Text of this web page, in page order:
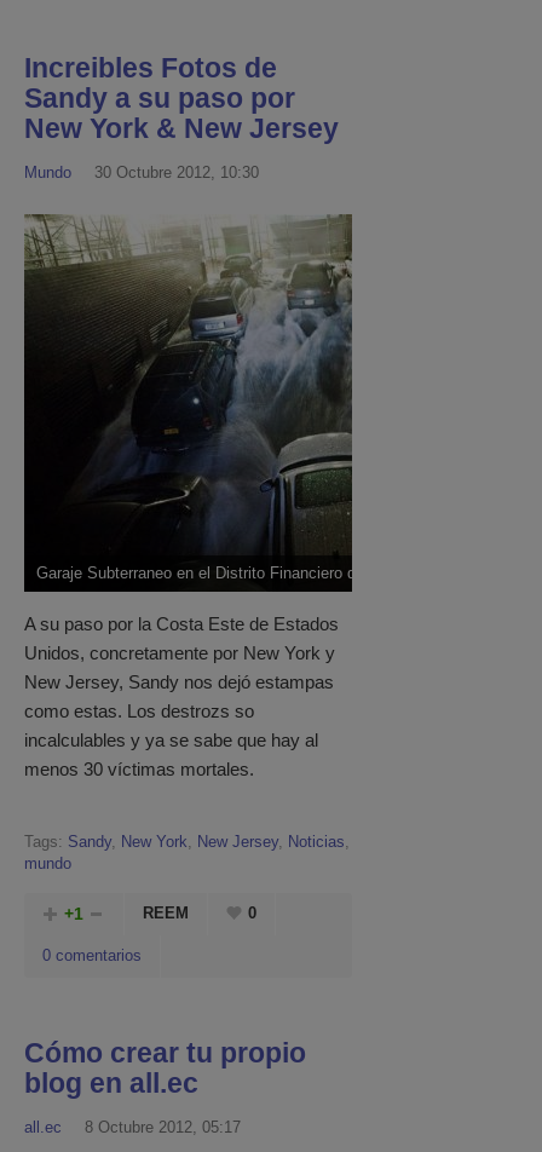
Increibles Fotos de
Sandy a su paso por
New York & New Jersey
Mundo 30 Octubre 2012, 10:30
Garaje Subterraneo en el Distrito Financiero de New York Fuente: The
A su paso por la Costa Este de Estados
Unidos, concretamente por New York y
New Jersey, Sandy nos dejó estampas
como estas. Los destrozs so
incalculables y ya se sabe que hay al
menos 30 víctimas mortales.
Tags: Sandy, New York, New Jersey, Noticias,
mundo
+1 REEM 0
0 comentarios
Cómo crear tu propio
blog en all.ec
all.ec 8 Octubre 2012, 05:17